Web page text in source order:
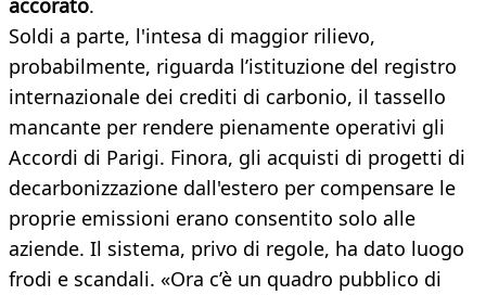
accorato.
Soldi a parte, l'intesa di maggior rilievo,
probabilmente, riguarda l’istituzione del registro
internazionale dei crediti di carbonio, il tassello
mancante per rendere pienamente operativi gli
Accordi di Parigi. Finora, gli acquisti di progetti di
decarbonizzazione dall'estero per compensare le
proprie emissioni erano consentito solo alle
aziende. Il sistema, privo di regole, ha dato luogo
frodi e scandali. «Ora c’è un quadro pubblico di